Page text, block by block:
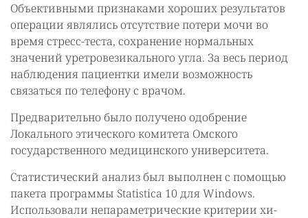
Объективными признаками хороших результатов
операции являлись отсутствие потери мочи во
время стресс-теста, сохранение нормальных
значений уретровезикального угла. За весь период
наблюдения пациентки имели возможность
связаться по телефону с врачом.
Предварительно было получено одобрение
Локального этического комитета Омского
государственного медицинского университета.
Статистический анализ был выполнен с помощью
пакета программы Statistica 10 для Windows.
Использовали непараметрические критерии хи-